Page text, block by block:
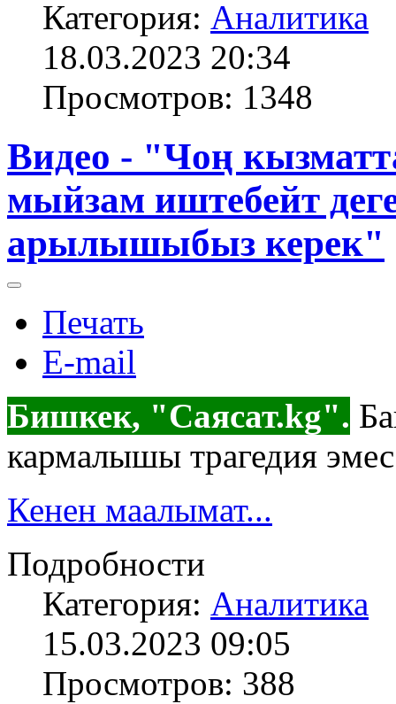
Категория: Аналитика
18.03.2023 20:34
Просмотров: 1348
Видео - "Чоң
мыйзам иштебейт
арылышыбыз керек"
Печать
E-mail
Бишкек, "Саясат.kg".
кармалышы трагедия
Кенен маалымат...
Подробности
Категория: Аналитика
15.03.2023 09:05
Просмотров: 388